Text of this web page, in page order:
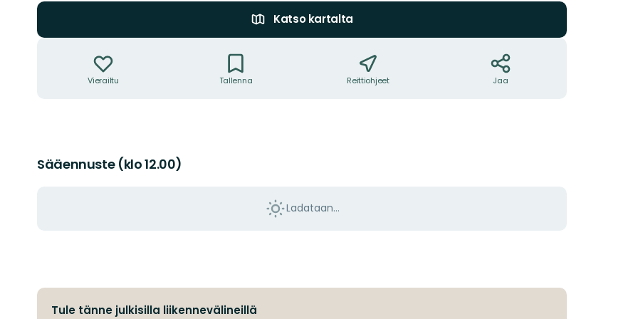
Katso kartalta
Vierailtu Tallenna Reittiohjeet Jaa
Sääennuste (klo 12.00)
Ladataan…
Tule tänne julkisilla liikennevälineillä